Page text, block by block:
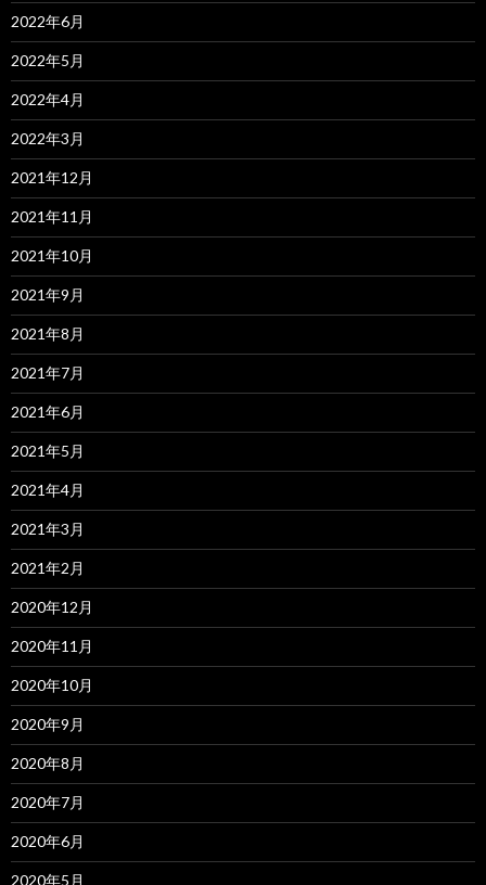
2022年6月
2022年5月
2022年4月
2022年3月
2021年12月
2021年11月
2021年10月
2021年9月
2021年8月
2021年7月
2021年6月
2021年5月
2021年4月
2021年3月
2021年2月
2020年12月
2020年11月
2020年10月
2020年9月
2020年8月
2020年7月
2020年6月
2020年5月